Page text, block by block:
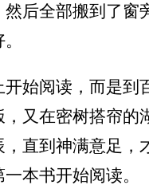
后全部搬到了窗
始阅读，而是到
，又在密树搭帘的
，直到神满意足，
本书开始阅读。